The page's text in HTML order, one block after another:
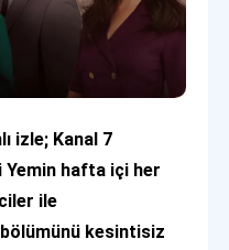
izle; Kanal 7
Yemin hafta içi her
ile
kesintisiz